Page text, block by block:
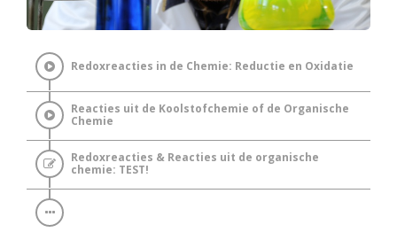
Redoxreacties in de Chemie: Reductie en Oxidatie
Reacties uit de Koolstofchemie of de Organische
Chemie
Redoxreacties & Reacties uit de organische
chemie: TEST!